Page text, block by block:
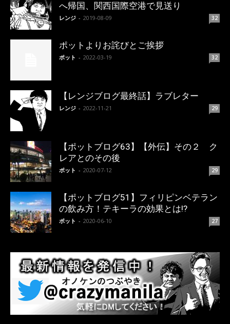
へ帰国、関西国際空港で見送り
レンジ - 2019-08-09 32
ポットよりお詫びとご挨拶
ポット - 2022-03-19 32
【レンジブログ最終話】ラブレター
レンジ - 2022-11-21 29
【ポットブログ63】【外伝】その２ ク
レアとのその後
ポット - 2020-07-12 29
【ポットブログ51】フィリピンベテラン
の飲み方！テキーラの効果とは!?
ポット - 2020-06-10 27